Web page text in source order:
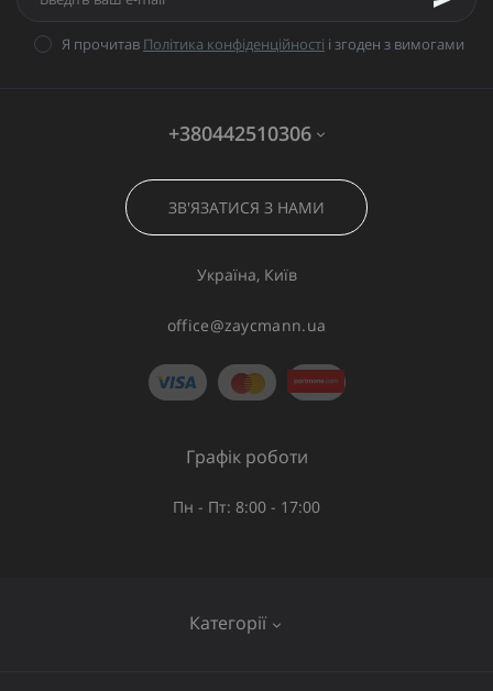
Я прочитав Політика конфіденційності і згоден з вимогами
+380442510306
ЗВ'ЯЗАТИСЯ З НАМИ
Україна, Київ
office@zaycmann.ua
Категорії
Графік роботи
Пн - Пт: 8:00 - 17:00